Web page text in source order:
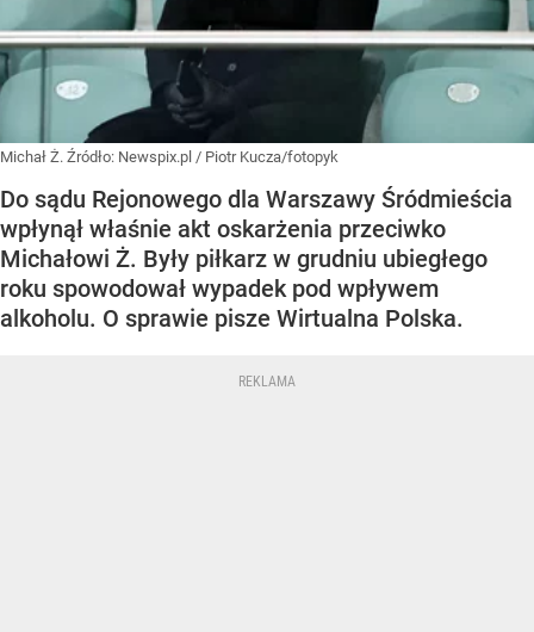
Michał Ż. Źródło: Newspix.pl / Piotr Kucza/fotopyk
Do sądu Rejonowego dla Warszawy Śródmieścia
wpłynął właśnie akt oskarżenia przeciwko
Michałowi Ż. Były piłkarz w grudniu ubiegłego
roku spowodował wypadek pod wpływem
alkoholu. O sprawie pisze Wirtualna Polska.